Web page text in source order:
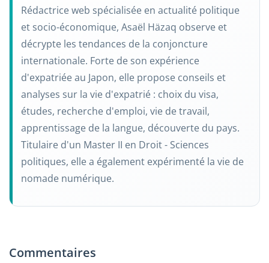
Rédactrice web spécialisée en actualité politique
et socio-économique, Asaël Häzaq observe et
décrypte les tendances de la conjoncture
internationale. Forte de son expérience
d'expatriée au Japon, elle propose conseils et
analyses sur la vie d'expatrié : choix du visa,
études, recherche d'emploi, vie de travail,
apprentissage de la langue, découverte du pays.
Titulaire d'un Master II en Droit - Sciences
politiques, elle a également expérimenté la vie de
nomade numérique.
Commentaires